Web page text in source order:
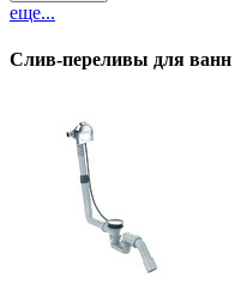
еще...
Слив-переливы для ванн